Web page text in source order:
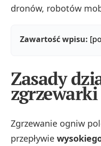
dronów, robotów
Zawartość wpisu:
Zasady
Zgrzewanie ogniw
przepływie